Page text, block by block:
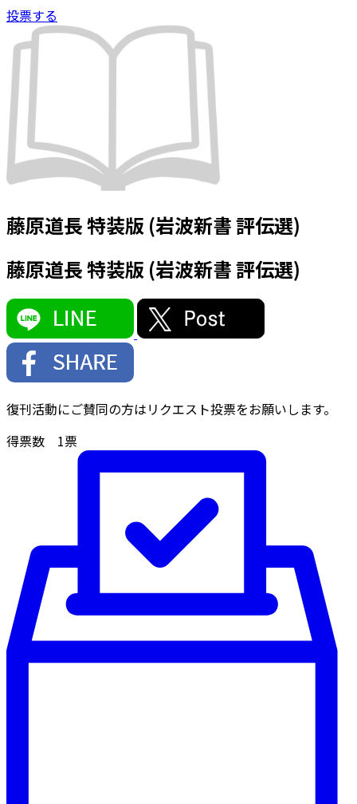
投票する
藤原道長 特装版 (岩波新書 評伝選)
藤原道長 特装版 (岩波新書 評伝選)
復刊活動にご賛同の方はリクエスト投票をお願いします。
得票数 1票